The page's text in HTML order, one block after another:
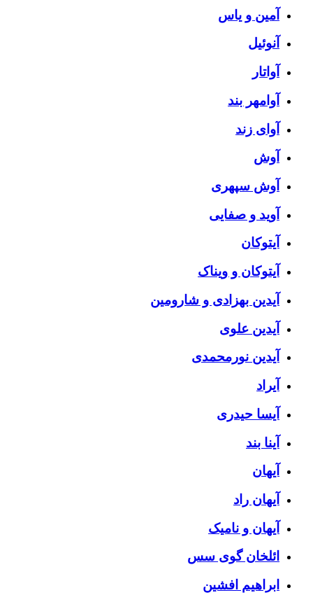
آمین و یاس
آنوئیل
آواتار
آوامهر بند
آوای زند
آوش
آوش سپهری
آوید و صفایی
آیتوکان
آیتوکان و ویناک
آیدین بهزادی و شارومین
آیدین علوی
آیدین نورمحمدی
آیراد
آیسا حیدری
آینا بند
آیهان
آیهان راد
آیهان و نامیک
ائلخان گوی سس
ابراهیم افشین